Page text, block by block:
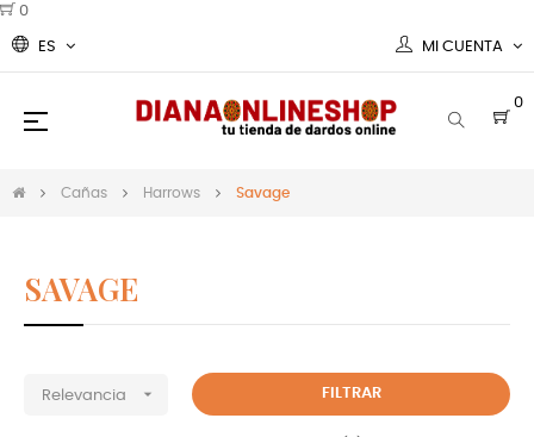
0
ES MI CUENTA
0
Navegación
☰
Cañas Harrows Savage
SAVAGE
Relevancia  FILTRAR